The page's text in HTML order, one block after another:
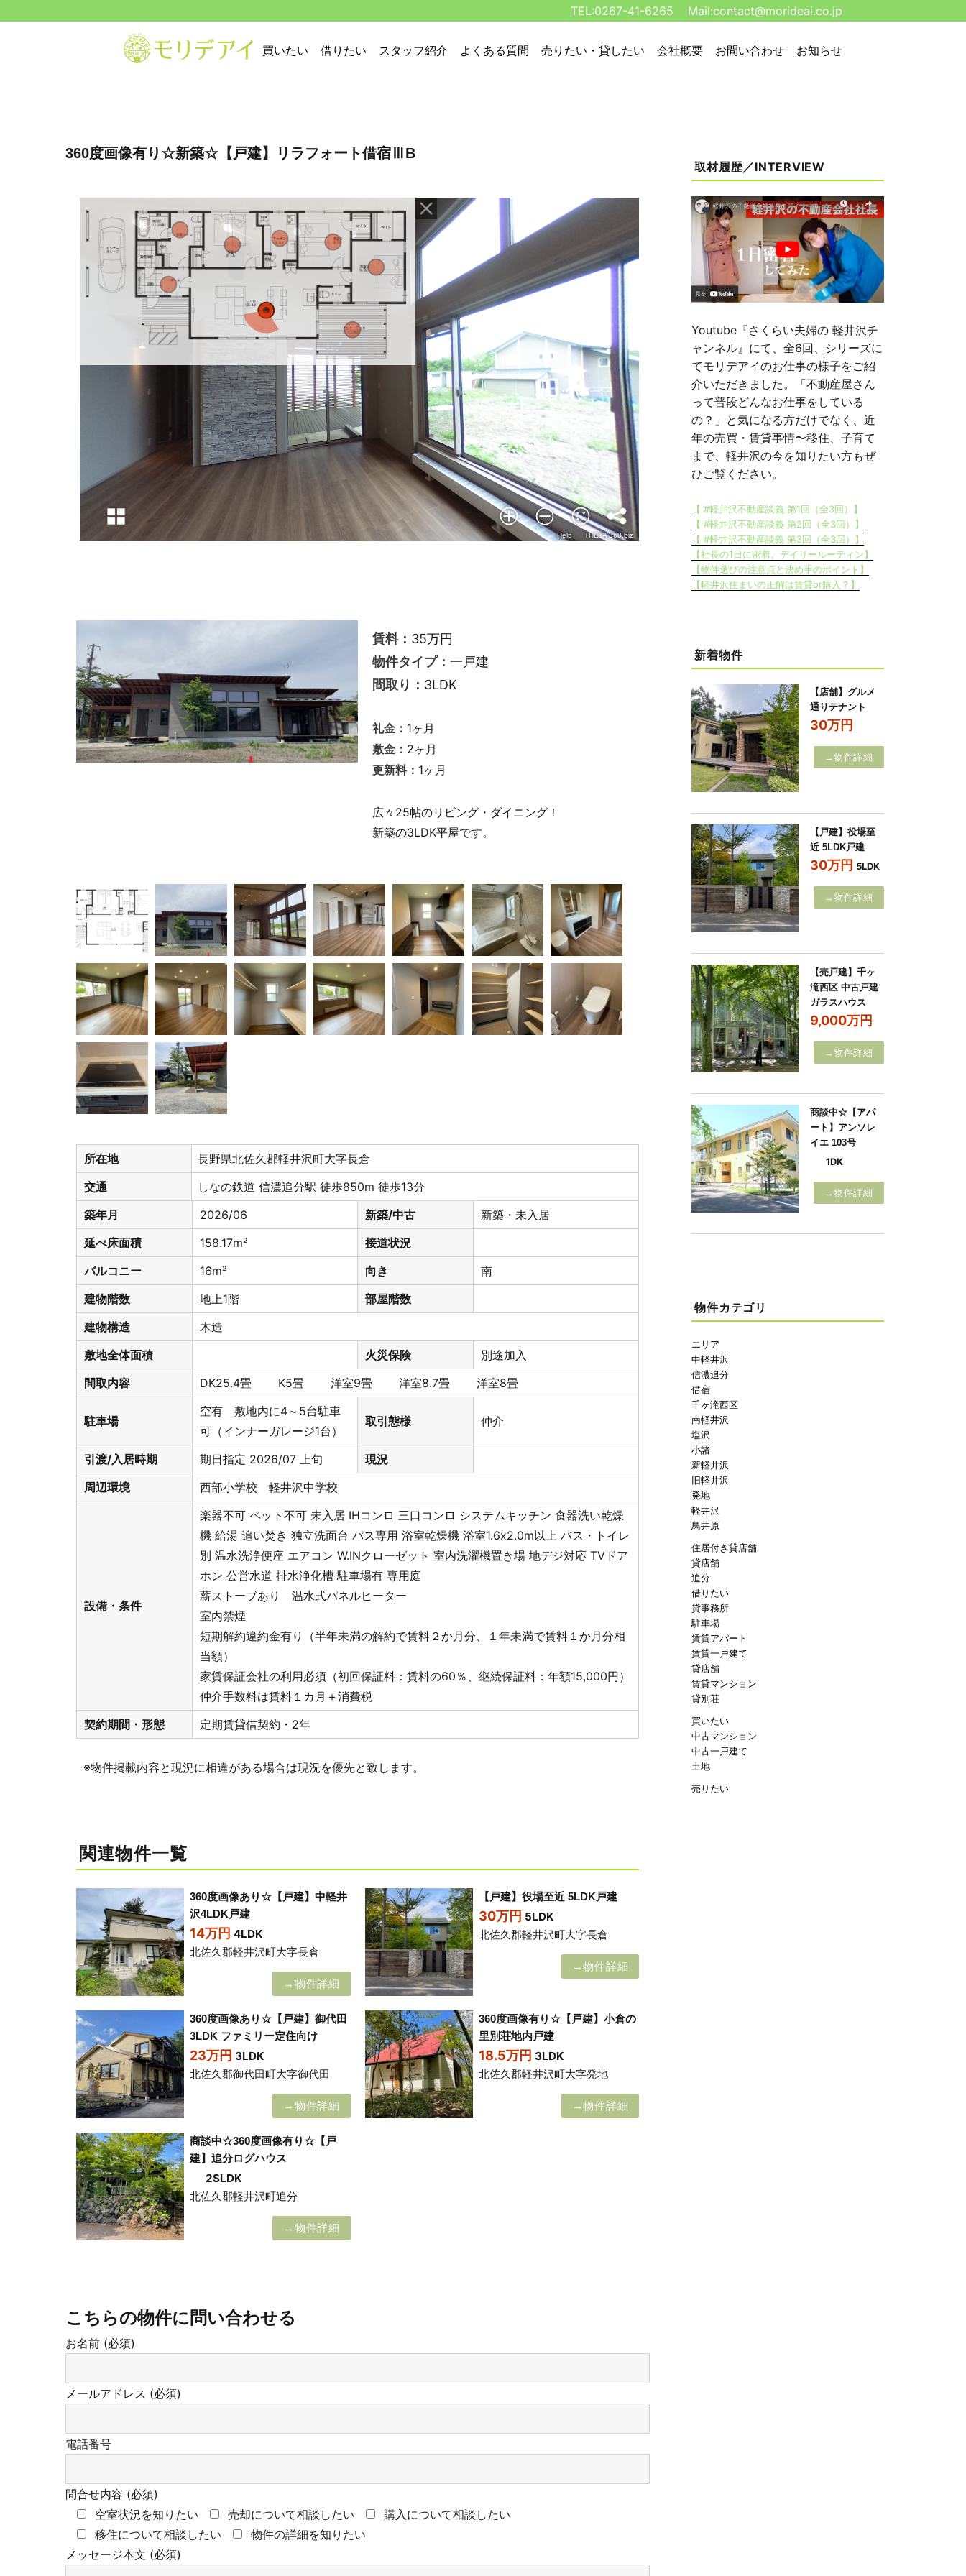
TEL:0267-41-6265 Mail:contact@morideai.co.jp
買いたい 借りたい スタッフ紹介 よくある質問 売りたい・貸したい 会社概要 お問い合わせ お知らせ
360度画像有り☆新築☆【戸建】リラフォート借宿ⅢB
賃料： 35万円
物件タイプ： 一戸建
間取り： 3LDK
礼金： 1ヶ月
敷金： 2ヶ月
更新料： 1ヶ月
広々25帖のリビング・ダイニング！
新築の3LDK平屋です。
所在地
長野県北佐久郡軽井沢町大字長倉
交通
しなの鉄道 信濃追分駅 徒歩850m 徒歩13分
築年月
2026/06 新築/中古
新築・未入居
延べ床面積
158.17m²
接道状況
バルコニー
16m² 向き
南
建物階数
地上1階
部屋階数
建物構造
木造
敷地全体面積
火災保険
別途加入
間取内容
DK25.4畳 K5畳 洋室9畳 洋室8.7畳 洋室8畳
駐車場
空有 敷地内に4～5台駐車
可（インナーガレージ1台）
取引態様 仲介
引渡/入居時期 期日指定 2026/07 上旬
現況
周辺環境
西部小学校 軽井沢中学校
設備・条件
楽器不可 ペット不可 未入居 IHコンロ 三口コンロ システムキッチン 食器洗い乾燥
機 給湯 追い焚き 独立洗面台 バス専用 浴室乾燥機 浴室1.6x2.0m以上 バス・トイレ
別 温水洗浄便座 エアコン W.INクローゼット 室内洗濯機置き場 地デジ対応 TVドア
ホン 公営水道 排水浄化槽 駐車場有 専用庭
薪ストーブあり 温水式パネルヒーター
室内禁煙
短期解約違約金有り（半年未満の解約で賃料２か月分、１年未満で賃料１か月分相
当額）
家賃保証会社の利用必須（初回保証料：賃料の60％、継続保証料：年額15,000円）
仲介手数料は賃料１カ月＋消費税
契約期間・形態
定期賃貸借契約・2年
※物件掲載内容と現況に相違がある場合は現況を優先と致します。
関連物件一覧
360度画像あり☆【戸建】中軽井
沢4LDK戸建
14万円4LDK
北佐久郡軽井沢町大字長倉
→物件詳細
【戸建】役場至近 5LDK戸建
30万円 5LDK
北佐久郡軽井沢町大字長倉
→物件詳細
360度画像あり☆【戸建】御代田
3LDK ファミリー定住向け
23万円 3LDK
北佐久郡御代田町大字御代田
→物件詳細
360度画像有り☆【戸建】小倉の
里別荘地内戸建
18.5万円 3LDK
北佐久郡軽井沢町大字発地
→物件詳細
商談中☆360度画像有り☆【戸
建】追分ログハウス
2SLDK
北佐久郡軽井沢町追分
→物件詳細
こちらの物件に問い合わせる
お名前 (必須)
メールアドレス (必須)
電話番号
問合せ内容 (必須)
空室状況を知りたい
売却について相談したい
購入について相談したい
移住について相談したい
物件の詳細を知りたい
メッセージ本文 (必須)
取材履歴／INTERVIEW
Youtube『さくらい夫婦の 軽井沢チ
ャンネル』にて、全6回、シリーズに
てモリデアイのお仕事の様子をご紹
介いただきました。「不動産屋さん
って普段どんなお仕事をしている
の？」と気になる方だけでなく、近
年の売買・賃貸事情〜移住、子育て
まで、軽井沢の今を知りたい方もぜ
ひご覧ください。
【 #軽井沢不動産談義 第1回（全3回）】
【 #軽井沢不動産談義 第2回（全3回）】
【 #軽井沢不動産談義 第3回（全3回）】
【社長の1日に密着。デイリールーティン】
【物件選びの注意点と決め手のポイント】
【軽井沢住まいの正解は賃貸or購入？】
新着物件
【店舗】グルメ
通りテナント
30万円
→物件詳細
【戸建】役場至
近 5LDK戸建
30万円 5LDK
→物件詳細
【売戸建】千ヶ
滝西区 中古戸建
ガラスハウス
9,000万円
→物件詳細
商談中☆【アパ
ート】アンソレ
イエ 103号
1DK
→物件詳細
物件カテゴリ
エリア
中軽井沢
信濃追分
借宿
千ヶ滝西区
南軽井沢
塩沢
小諸
新軽井沢
旧軽井沢
発地
軽井沢
鳥井原
住居付き貸店舗
貸店舗
追分
借りたい
貸事務所
駐車場
賃貸アパート
賃貸一戸建て
貸店舗
賃貸マンション
貸別荘
買いたい
中古マンション
中古一戸建て
土地
売りたい